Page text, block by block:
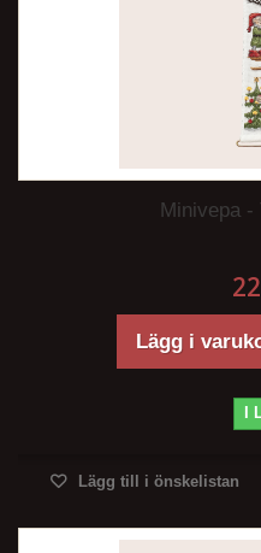
Minivepa -
Lägg i
I
Lägg till i önskelistan